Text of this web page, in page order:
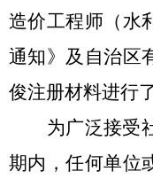
造价工程师（水
通知》及自治区
俊注册材料进行
为广泛接受
期内，任何单位